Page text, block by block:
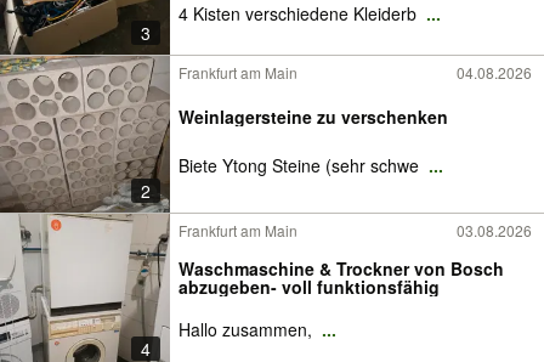
3
4 Kisten verschiedene Kleiderb ...
2
Frankfurt am Main 04.08.2026
Weinlagersteine zu verschenken
Biete Ytong Steine (sehr schwe ...
4
Frankfurt am Main 03.08.2026
Waschmaschine & Trockner von Bosch
abzugeben- voll funktionsfähig
​Hallo zusammen, ...